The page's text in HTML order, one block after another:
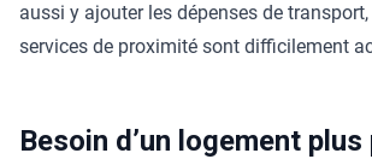
aussi y ajouter les dépenses de
services de proximité sont difficilement
Besoin d’un logement